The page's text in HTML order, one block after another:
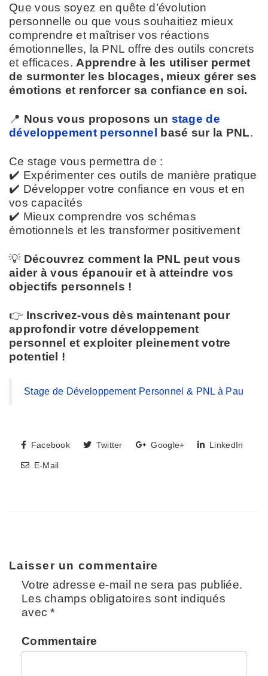
Que vous soyez en quête d’évolution
personnelle ou que vous souhaitiez mieux
comprendre et maîtriser vos réactions
émotionnelles, la PNL offre des outils concrets
et efficaces. Apprendre à les utiliser permet
de surmonter les blocages, mieux gérer ses
émotions et renforcer sa confiance en soi.
📍 Nous vous proposons un stage de
développement personnel
basé sur la PNL.
Ce stage vous permettra de :
✔️ Expérimenter ces outils de manière pratique
✔️ Développer votre confiance en vous et en
vos capacités
✔️ Mieux comprendre vos schémas
émotionnels et les transformer positivement
💡 Découvrez comment la PNL peut vous
aider à vous épanouir et à atteindre vos
objectifs personnels !
👉 Inscrivez-vous dès maintenant pour
approfondir votre développement
personnel et exploiter pleinement votre
potentiel !
Stage de Développement Personnel & PNL à Pau
Facebook Twitter Google+ LinkedIn
E-Mail
Laisser un commentaire
Votre adresse e-mail ne sera pas publiée.
Les champs obligatoires sont indiqués
avec*
Commentaire